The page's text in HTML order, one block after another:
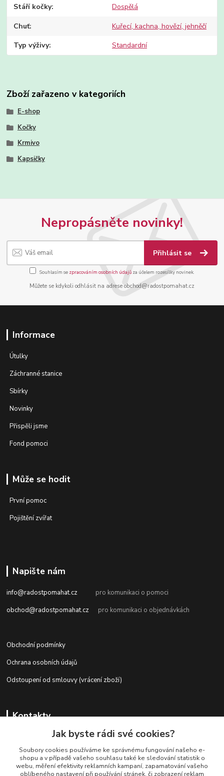
Stáří kočky Dospělá
Chuť Kuřecí, kachna, hovězí, jehněčí
Typ výživy Standardní
Zboží zařazeno v kategoriích
E-shop
Kočky
Krmivo
Kapsičky
Nepropásněte novinky!
Přihlásit se
Souhlasím se zpracováním osobních údajů za účelem rozesílky novinek.
Můžete se kdykoli odhlásit na adrese obchod@radostpomahat.cz
Informace
Útulky
Záchranné stanice
Sbírky
Novinky
Přispěli jsme
Fond pomoci
Může se hodit
První pomoc
Pojištění zvířat
Napište nám
info@radostpomahat.cz pro komunikaci o pomoci
obchod@radostpomahat.cz pro komunikaci o objednávkách
Obchodní podmínky
Ochrana osobních údajů
Odstoupení od smlouvy (vrácení zboží)
Kontakty
+420 728 727 761
Jak byste rádi své cookies?
Soubory cookies používáme ke správnému fungování našeho e-
shopu a v případě vašeho souhlasu také ke sledování statistik o
webu, měření efektivity reklamních kampaní, zapamatování vašeho
oblíbeného nastavení při používání stránek, či zobrazení reklam